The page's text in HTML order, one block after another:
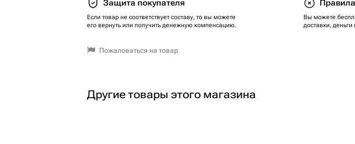
Защита покупателя
Если товар не соответствует составу, то вы можете
его вернуть или получить денежную компенсацию.
Вы можете
доставки,
Пожаловаться на товар
Другие товары этого магазина